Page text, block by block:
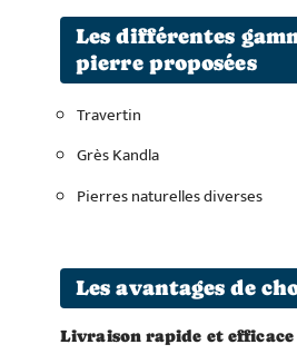
Les différentes
pierre proposées
Travertin
Grès Kandla
Pierres naturelles diverses
Les avantages de
Livraison rapide et efficace